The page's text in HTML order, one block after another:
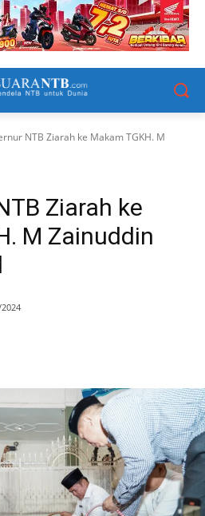
NTB Ziarah ke Makam TGKH. M
Ziarah ke
M Zainuddin